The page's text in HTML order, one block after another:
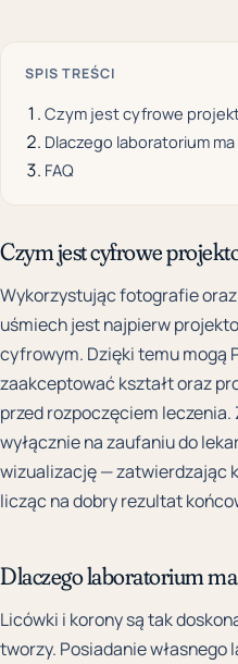
SPIS TREŚCI
Czym jest cyfrowe
Dlaczego laboratorium
FAQ
Czym jest cyfrowe
Wykorzystując fotografie
uśmiech jest najpierw
cyfrowym. Dzięki temu mogą
zaakceptować kształt oraz
przed rozpoczęciem
wyłącznie na zaufaniu do
wizualizację — zatwierdzając
licząc na dobry rezultat
Dlaczego laboratorium
Licówki i korony są tak
tworzy. Posiadanie